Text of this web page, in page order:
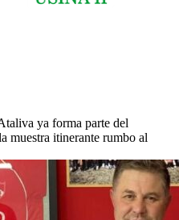
ya forma parte del
muestra itinerante rumbo al